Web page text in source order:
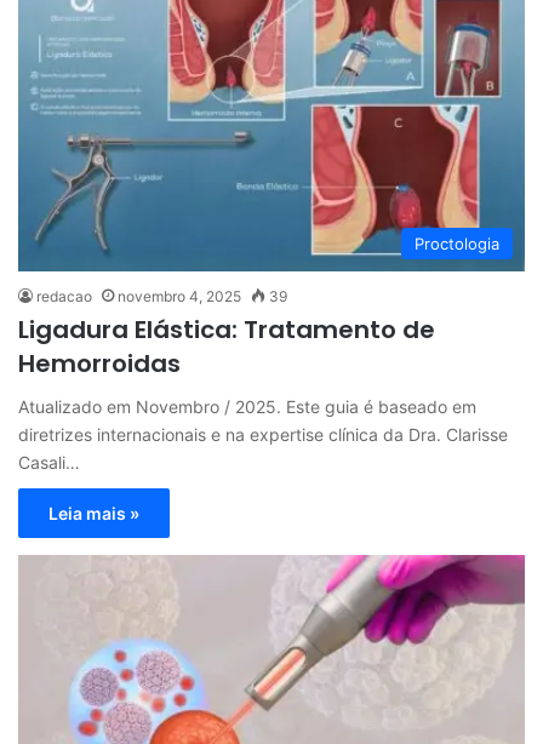
Proctologia
redacao novembro 4, 2025 39
Ligadura Elástica: Tratamento de
Hemorroidas
Atualizado em Novembro / 2025. Este guia é baseado em
diretrizes internacionais e na expertise clínica da Dra. Clarisse
Casali…
Leia mais »